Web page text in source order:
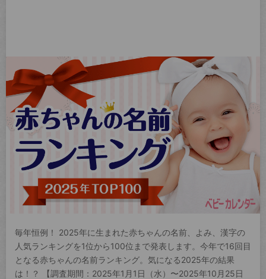
毎年恒例！ 2025年に生まれた赤ちゃんの名前、よみ、漢字の
人気ランキングを1位から100位まで発表します。今年で16回目
となる赤ちゃんの名前ランキング。気になる2025年の結果
は！？ 【調査期間：2025年1月1日（水）〜2025年10月25日